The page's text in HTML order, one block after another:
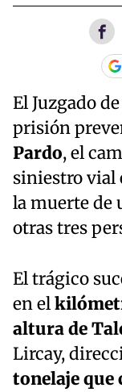
El Juzgado
prisión
Pardo, el
siniestro vial
la muerte de
otras tres
El trágico
en el
altura de
Lircay,
tonelaje que